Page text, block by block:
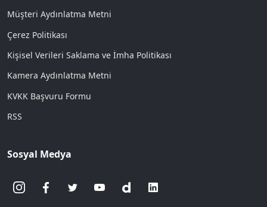
Müşteri Aydınlatma Metni
Çerez Politikası
Kişisel Verileri Saklama ve İmha Politikası
Kamera Aydınlatma Metni
KVKK Başvuru Formu
RSS
Sosyal Medya